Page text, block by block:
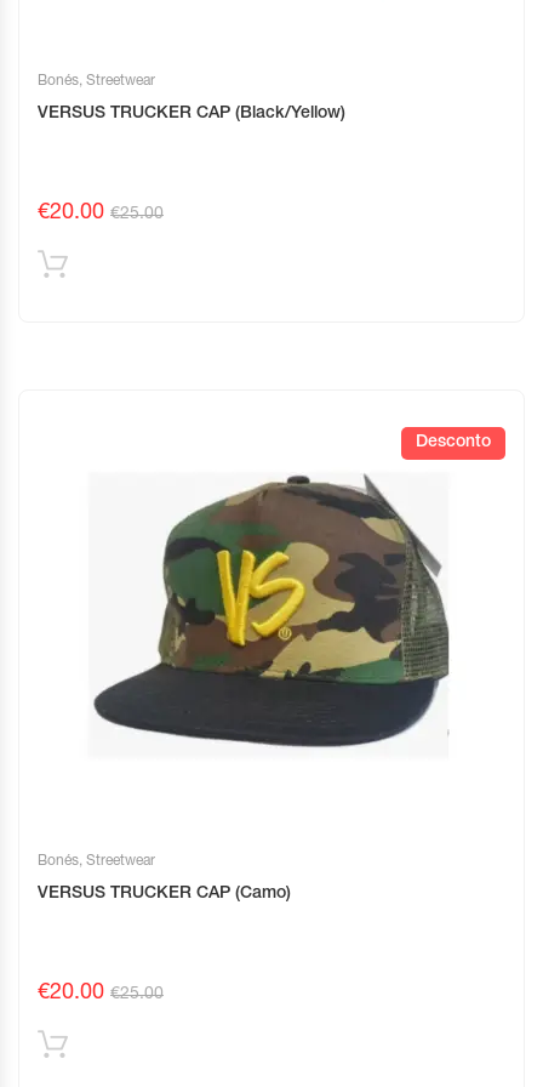
Bonés, Streetwear
VERSUS TRUCKER CAP (Black/Yellow)
€25.00
€20.00
Desconto
Bonés, Streetwear
VERSUS TRUCKER CAP (Camo)
€25.00
€20.00